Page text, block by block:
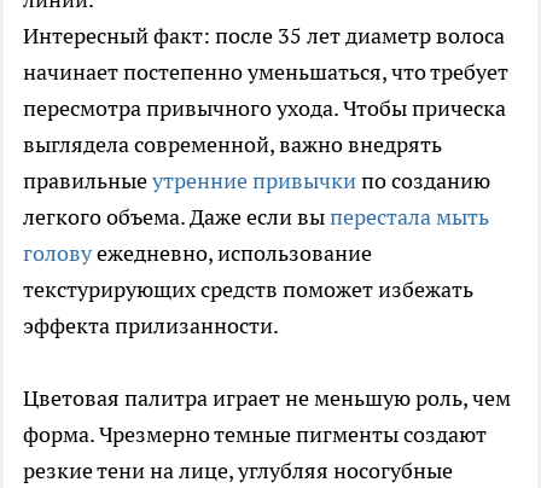
Интересный факт: после 35 лет диаметр волоса
начинает постепенно уменьшаться, что требует
пересмотра привычного ухода. Чтобы прическа
выглядела современной, важно внедрять
правильныеутренние привычкипо созданию
легкого объема. Даже если выперестала мыть
головуежедневно, использование
текстурирующих средств поможет избежать
эффекта прилизанности.
Цветовая палитра играет не меньшую роль, чем
форма. Чрезмерно темные пигменты создают
резкие тени на лице, углубляя носогубные